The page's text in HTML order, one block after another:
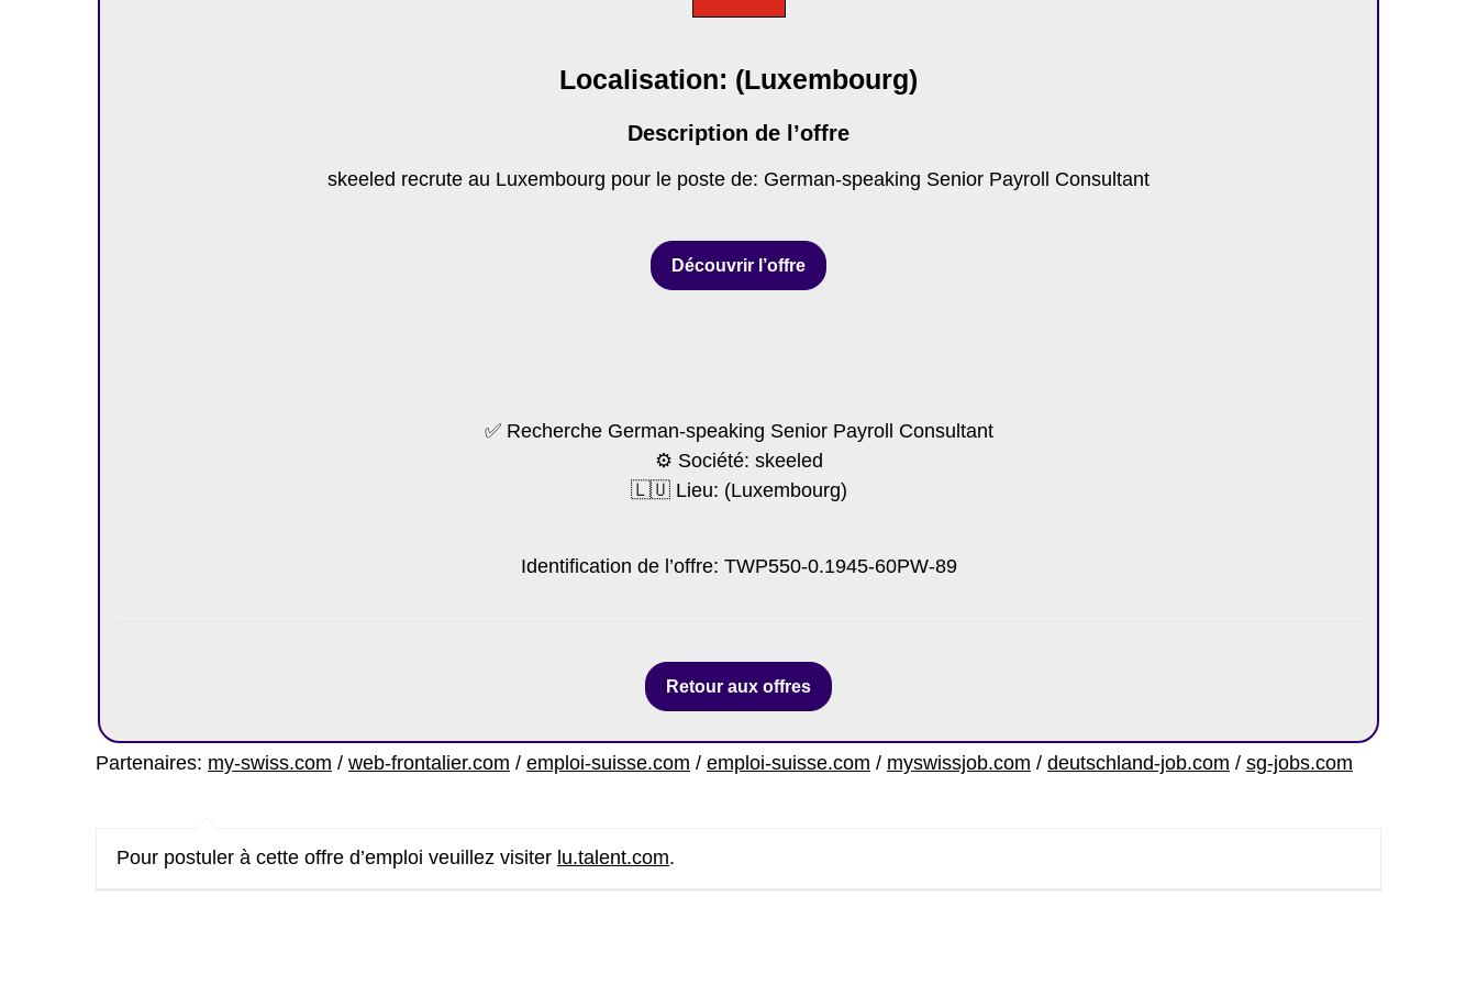
Localisation: (Luxembourg)
Description de l’offre
skeeled recrute au Luxembourg pour le poste de: German-speaking Senior Payroll Consultant
Découvrir l’offre
✅ Recherche German-speaking Senior Payroll Consultant
⚙️ Société: skeeled
🇱🇺 Lieu: (Luxembourg)
Identification de l’offre: TWP550-0.1945-60PW-89
Retour aux offres
Partenaires: my-swiss.com / web-frontalier.com / emploi-suisse.com / emploi-suisse.com / myswissjob.com / deutschland-job.com / sg-jobs.com
Pour postuler à cette offre d’emploi veuillez visiter lu.talent.com.